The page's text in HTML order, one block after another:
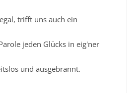
trifft uns auch ein
jeden Glücks in eig'ner
und ausgebrannt.